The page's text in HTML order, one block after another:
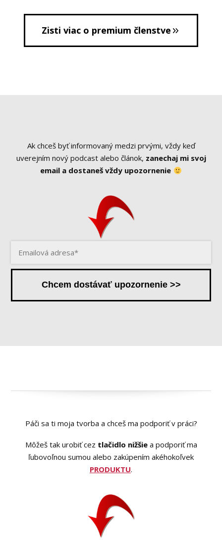
Zisti viac o premium členstve
Ak chceš byť informovaný medzi prvými, vždy keď
uverejním nový podcast alebo článok, zanechaj mi svoj
email a dostaneš vždy upozornenie
Chcem dostávať upozornenie >>
Páči sa ti moja tvorba a chceš ma podporiť v práci?
Môžeš tak urobiť cez tlačidlo nižšiea podporiť ma
ľubovoľnou sumou alebo zakúpením akéhokoľvek
PRODUKTU.